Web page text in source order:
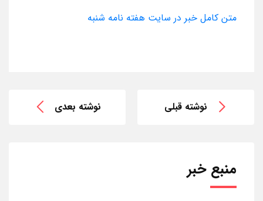
متن کامل خبر در سایت هفته نامه شنبه
نوشته قبلی نوشته بعدی
منبع خبر